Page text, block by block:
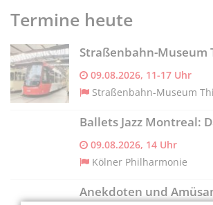
Termine heute
Straßenbahn-Museum
09.08.2026, 11-17 Uhr
Straßenbahn-Museum
Ballets Jazz Montreal:
09.08.2026, 14 Uhr
Kölner Philharmonie
Anekdoten und